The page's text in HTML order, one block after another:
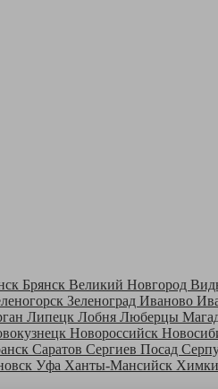
Брянск Великий Новгород
Зеленоград Иваново
Липецк Лобня Люберцы
Новороссийск
Саратов Сергиев Посад
Уфа Ханты-Мансийск Химки